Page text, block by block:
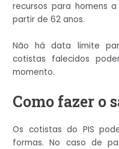
recursos para homens
partir de 62 anos.
Não há data limite
cotistas falecidos
momento.
Como fazer o
Os cotistas do PIS
formas. No caso de